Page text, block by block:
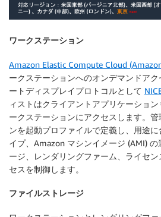
ワークステーション
Amazon Elastic Compute Cloud
ークステーションへのオンデマンドア
ートディスプレイプロトコルとして
ィストはクライアントアプリケーショ
ークステーションにアクセスします。
ンを起動プロファイルで定義し、用途
イプ、Amazon マシンイメージ (AMI)
ージ、レンダリングファーム、ライセ
セスを制御します。
ファイルストレージ